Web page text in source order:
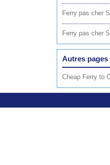
Ferry pas cher
Ferry pas cher
Autres pages
Cheap Ferry to